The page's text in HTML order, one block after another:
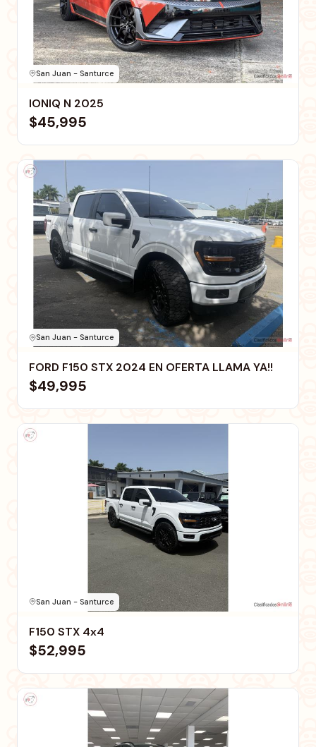
San Juan - Santurce
IONIQ N 2025
$45,995
San Juan - Santurce
FORD F150 STX 2024 EN OFERTA LLAMA YA!!
$49,995
San Juan - Santurce
F150 STX 4x4
$52,995